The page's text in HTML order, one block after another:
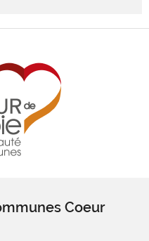
Coeur